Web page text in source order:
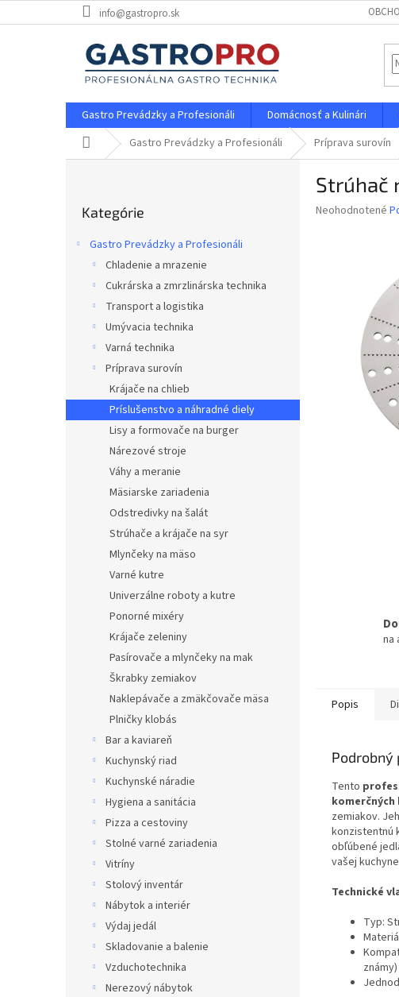
na
info@gastropro.sk
Gastro Prevádzky a Profesionáli Domácnosť a Kulinári
Domov Gastro Prevádzky a Profesionáli Príprava surovín
kategórie
Kategórie
Gastro Prevádzky a Profesionáli
Chladenie a mrazenie
Cukrárska a zmrzlinárska technika
Transport a logistika
Umývacia technika
Varná technika
Príprava surovín
Krájače na chlieb
Príslušenstvo a náhradné diely
Lisy a formovače na burger
Nárezové stroje
Váhy a meranie
Mäsiarske zariadenia
Odstredivky na šalát
Strúhače a krájače na syr
Mlynčeky na mäso
Varné kutre
Univerzálne roboty a kutre
Ponorné mixéry
Krájače zeleniny
Pasírovače a mlynčeky na mak
Škrabky zemiakov
Naklepávače a zmäkčovače mäsa
Plničky klobás
Bar a kaviareň
Kuchynský riad
Kuchynské náradie
Hygiena a sanitácia
Pizza a cestoviny
Stolné varné zariadenia
Vitríny
Stolový inventár
Nábytok a interiér
Výdaj jedál
Skladovanie a balenie
Vzduchotechnika
Nerezový nábytok
Strúhač
Priemerné
hviezdičiek.
Neohodnotené
na
Popis
Podrobný
Tento
komerčných
zemiakov.
konzistentnú
obľúbené
vašej
Technické
Typ:
známy)